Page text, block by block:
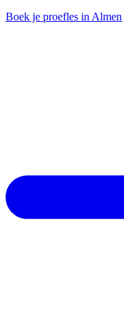
Boek je proefles in Almen